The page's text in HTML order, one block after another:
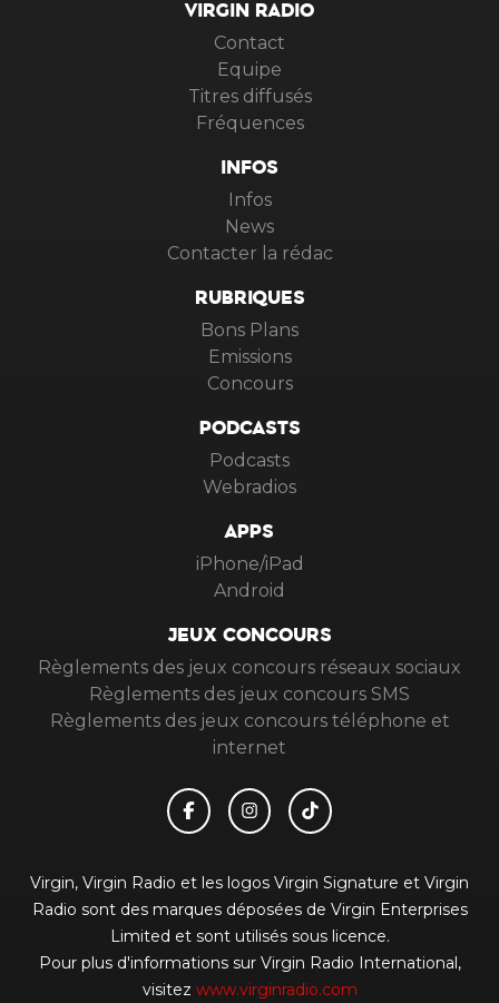
VIRGIN RADIO
Contact
Equipe
Titres diffusés
Fréquences
INFOS
Infos
News
Contacter la rédac
RUBRIQUES
Bons Plans
Emissions
Concours
PODCASTS
Podcasts
Webradios
APPS
iPhone/iPad
Android
JEUX CONCOURS
Règlements des jeux concours réseaux sociaux
Règlements des jeux concours SMS
Règlements des jeux concours téléphone et
internet
Virgin, Virgin Radio et les logos Virgin Signature et Virgin
Radio sont des marques déposées de Virgin Enterprises
Limited et sont utilisés sous licence.
Pour plus d'informations sur Virgin Radio International,
visitez www.virginradio.com